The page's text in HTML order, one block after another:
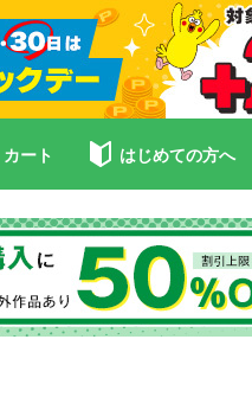
カート はじめての方へ